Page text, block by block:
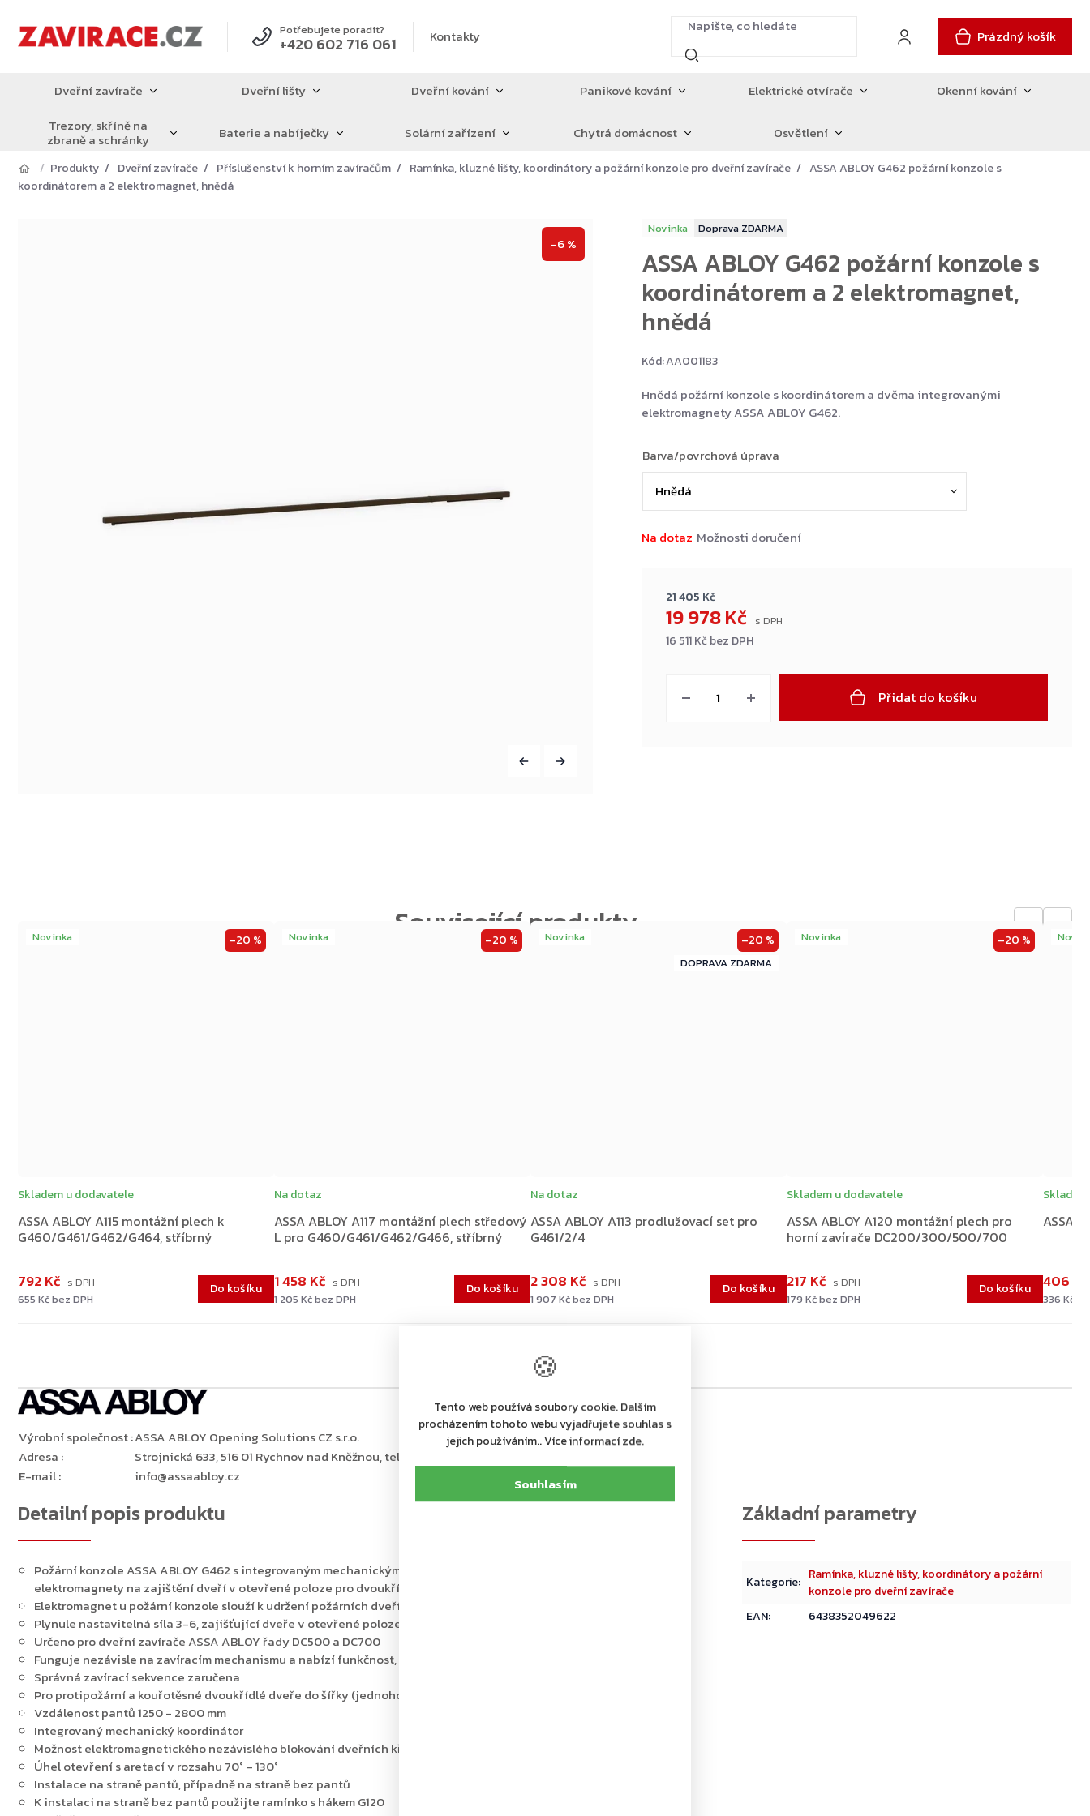
🍪
Tento web používá soubory cookie. Dalším
procházením tohoto webu vyjadřujete souhlas s
jejich používáním.. Více informací zde.
Souhlasím
obsah
Potřebujete poradit?
+420 602 716 061 Kontakty Prázdný košík
Dveřní zavírače Dveřní lišty Dveřní kování Panikové kování Elektrické otvírače
Okenní kování
Trezory, skříně na
zbraně a schránky Baterie a nabíječky Solární zařízení Chytrá domácnost Osvětlení
Produkty Dveřní zavírače Příslušenství k horním zavíračům Ramínka, kluzné lišty, koordinátory a požární konzole pro dveřní zavírače
ASSA ABLOY G462 požární konzole s
koordinátorem a 2 elektromagnet, hnědá
Novinka ZDARMA
ASSA ABLOY G462 požární konzole s
koordinátorem a 2 elektromagnet,
hnědá
Kód:AA001183
–6 %
21 405 Kč
19 978 Kč
16 511 Kč bez DPH
Na dotaz Možnosti doručení
Barva/povrchová úprava
Přidat do košíku
Hnědá požární konzole s koordinátorem a dvěma integrovanými
elektromagnety ASSA ABLOY G462.
Novinka –20 %
ASSA ABLOY A115 montážní plech k
G460/G461/G462/G464, stříbrný
Skladem u dodavatele
655 Kč bez DPH
792 Kč Do košíku
Novinka –20 %
ASSA ABLOY A117 montážní plech středový
L pro G460/G461/G462/G466, stříbrný
Na dotaz
1 205 Kč bez DPH
1 458 Kč Do košíku
Novinka
ZDARMA
–20 %
ASSA ABLOY A113 prodlužovací set pro
G461/2/4
Na dotaz
1 907 Kč bez DPH
2 308 Kč Do košíku
Novinka –20 %
ASSA ABLOY A120 montážní plech pro
horní zavírače DC200/300/500/700
Skladem u dodavatele
179 Kč bez DPH
217 Kč Do košíku
ASSA
Skladem
336 Kč
406
Detailní popis produktu
Požární konzole ASSA ABLOY G462 s integrovaným mechanickým koordinátorem a dvěma integrovanými
elektromagnety na zajištění dveří v otevřené poloze pro dvoukřídlé dveře
Elektromagnet u požární konzole slouží k udržení požárních dveří v otevřené poloze
Plynule nastavitelná síla 3-6, zajišťující dveře v otevřené poloze
Určeno pro dveřní zavírače ASSA ABLOY řady DC500 a DC700
Funguje nezávisle na zavíracím mechanismu a nabízí funkčnost, bezpečnost a spolehlivost
Správná zavírací sekvence zaručena
Pro protipožární a kouřotěsné dvoukřídlé dveře do šířky (jednoho křídla) 1400 mm a váhy 120 kg
Vzdálenost pantů 1250 - 2800 mm
Integrovaný mechanický koordinátor
Možnost elektromagnetického nezávislého blokování dveřních křídel
Úhel otevření s aretací v rozsahu 70° – 130°
Instalace na straně pantů, případně na straně bez pantů
K instalaci na straně bez pantů použijte ramínko s hákem G120
Kategorie: Ramínka, kluzné lišty, koordinátory a požární
konzole pro dveřní zavírače
EAN: 6438352049622
Výrobní společnost:ASSA ABLOY Opening Solutions CZ s.r.o.
Adresa :
Strojnická 633, 516 01 Rychnov nad Kněžnou, tel.: +420 226 806 200
E-mail: info@assaabloy.cz